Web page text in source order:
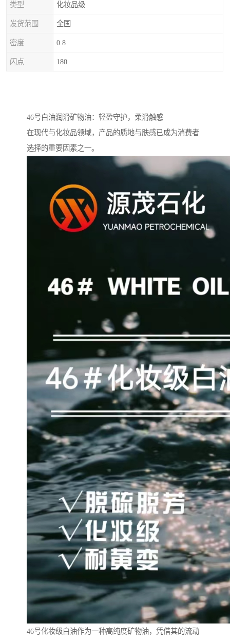
类型 化妆品级
发货范围 全国
密度 0.8
闪点 180
46号白油润滑矿物油：轻盈守护，柔滑触感
在现代与化妆品领域，产品的质地与肤感已成为消费者
选择的重要因素之一。
46号化妆级白油作为一种高纯度矿物油，凭借其的流动